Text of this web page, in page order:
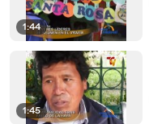
1:44
1:45